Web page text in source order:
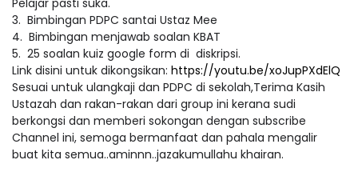
Pelajar pasti suka.
3. Bimbingan PDPC santai Ustaz Mee
4. Bimbingan menjawab soalan KBAT
5. 25 soalan kuiz google form di diskripsi.
Link disini untuk dikongsikan: https://youtu.be/xoJupPXdElQ
Sesuai untuk ulangkaji dan PDPC di sekolah,Terima Kasih
Ustazah dan rakan-rakan dari group ini kerana sudi
berkongsi dan memberi sokongan dengan subscribe
Channel ini, semoga bermanfaat dan pahala mengalir
buat kita semua..aminnn..jazakumullahu khairan.